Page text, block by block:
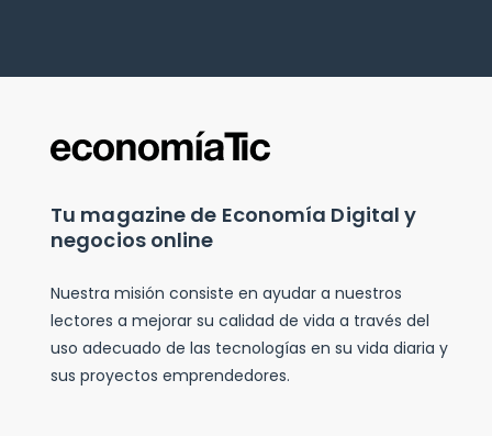
Tu magazine de Economía Digital y
negocios online
Nuestra misión consiste en ayudar a nuestros
lectores a mejorar su calidad de vida a través del
uso adecuado de las tecnologías en su vida diaria y
sus proyectos emprendedores.